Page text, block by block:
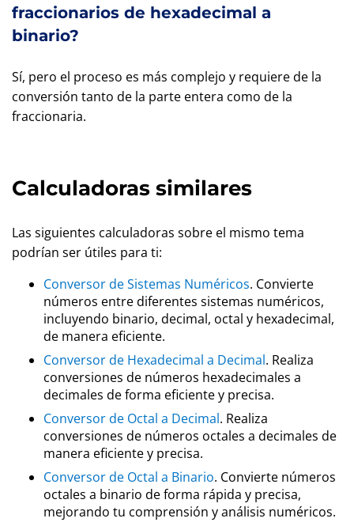
fraccionarios de hexadecimal a
binario?
Sí, pero el proceso es más complejo y requiere de la
conversión tanto de la parte entera como de la
fraccionaria.
Calculadoras similares
Las siguientes calculadoras sobre el mismo tema
podrían ser útiles para ti:
Conversor de Sistemas Numéricos. Convierte
números entre diferentes sistemas numéricos,
incluyendo binario, decimal, octal y hexadecimal,
de manera eficiente.
Conversor de Hexadecimal a Decimal. Realiza
conversiones de números hexadecimales a
decimales de forma eficiente y precisa.
Conversor de Octal a Decimal. Realiza
conversiones de números octales a decimales de
manera eficiente y precisa.
Conversor de Octal a Binario. Convierte números
octales a binario de forma rápida y precisa,
mejorando tu comprensión y análisis numéricos.